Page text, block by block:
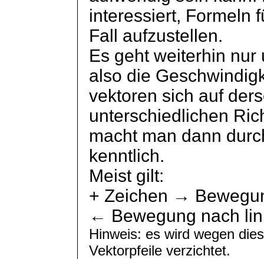
interessiert, Formeln
Fall aufzustellen.
Es geht weiterhin
also die
vektoren sich auf
unterschiedlichen
macht man dann
kenntlich.
Meist gilt:
+ Zeichen →
← Bewegung nach
Hinweis: es wird wegen
Vektorpfeile verzichtet.